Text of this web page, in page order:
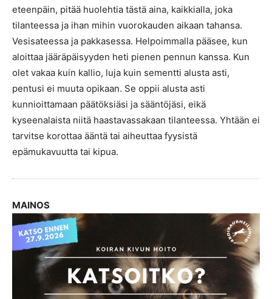
eteenpäin, pitää huolehtia tästä aina, kaikkialla, joka
tilanteessa ja ihan mihin vuorokauden aikaan tahansa.
Vesisateessa ja pakkasessa. Helpoimmalla pääsee, kun
aloittaa jääräpäisyyden heti pienen pennun kanssa. Kun
olet vakaa kuin kallio, luja kuin sementti alusta asti,
pentusi ei muuta opikaan. Se oppii alusta asti
kunnioittamaan päätöksiäsi ja sääntöjäsi, eikä
kyseenalaista niitä haastavassakaan tilanteessa. Yhtään ei
tarvitse korottaa ääntä tai aiheuttaa fyysistä
epämukavuutta tai kipua.
MAINOS